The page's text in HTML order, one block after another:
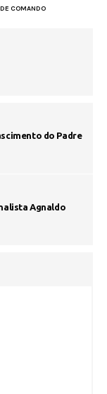
COMANDO
do Padre
Agnaldo